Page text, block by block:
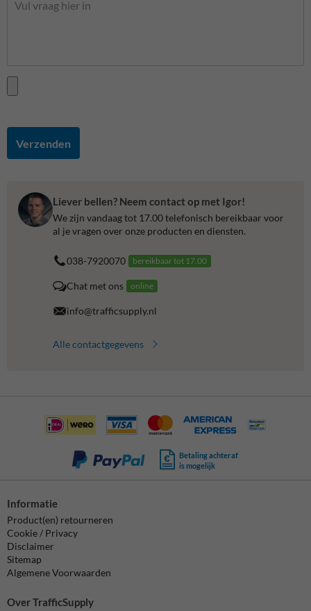
Verzenden
Liever bellen? Neem contact op met Igor!
We zijn vandaag tot 17.00 telefonisch bereikbaar voor
al je vragen over onze producten en diensten.
038-7920070 bereikbaar tot 17.00
Chat met ons online
info@trafficsupply.nl
Alle contactgegevens
Betaling achteraf
is mogelijk
Informatie
Product(en) retourneren
Cookie / Privacy
Disclaimer
Sitemap
Algemene Voorwaarden
Over TrafficSupply